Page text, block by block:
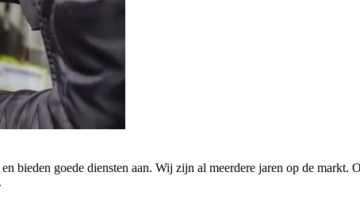
bieden goede diensten aan. Wij zijn al meerdere jaren op de markt.